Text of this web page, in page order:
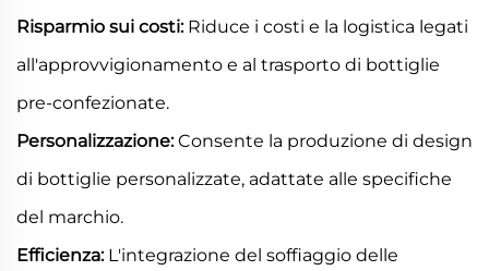
Risparmio sui costi: Riduce i costi e la logistica legati
all'approvvigionamento e al trasporto di bottiglie
pre-confezionate.
Personalizzazione:Consente la produzione di design
di bottiglie personalizzate, adattate alle specifiche
del marchio.
Efficienza: L'integrazione del soffiaggio delle